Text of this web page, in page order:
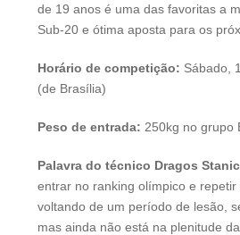
de 19 anos é uma das favoritas a
Sub-20 e ótima aposta para os
Horário de competição: Sábado,
(de Brasília)
Peso de entrada: 250kg no grupo
Palavra do técnico Dragos
entrar no ranking olímpico e repetir
voltando de um período de lesão,
mas ainda não está na plenitude da